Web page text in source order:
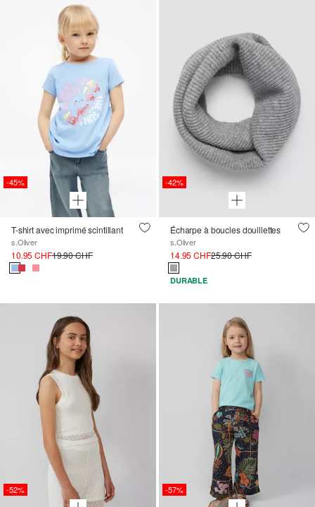
-45%
T-shirt avec imprimé scintillant
s.Oliver
10.95 CHF19.90 CHF
-42%
Écharpe à boucles douillettes
s.Oliver
14.95 CHF25.90 CHF
DURABLE
-52% -57%